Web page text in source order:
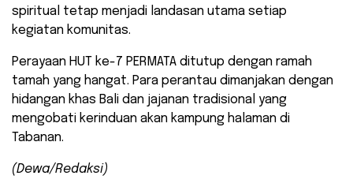
spiritual tetap menjadi landasan utama setiap
kegiatan komunitas.
​Perayaan HUT ke-7 PERMATA ditutup dengan ramah
tamah yang hangat. Para perantau dimanjakan dengan
hidangan khas Bali dan jajanan tradisional yang
mengobati kerinduan akan kampung halaman di
Tabanan.
(Dewa/Redaksi)